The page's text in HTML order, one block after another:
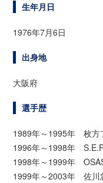
生年月日
1976年7月6日
出身地
大阪府
選手歴
1989年～1995年 枚方
1996年～1998年
1998年～1999年
1999年～2003年 佐川